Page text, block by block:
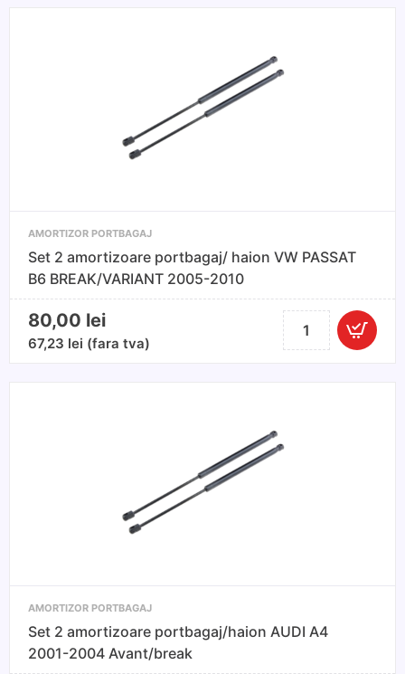
AMORTIZOR PORTBAGAJ
Set 2 amortizoare portbagaj/ haion VW PASSAT
B6 BREAK/VARIANT 2005-2010
80,00 lei
67,23 lei (fara tva)
Cantitate
Set
haion
VW
AMORTIZOR PORTBAGAJ
Set 2 amortizoare portbagaj/haion AUDI A4
2001-2004 Avant/break